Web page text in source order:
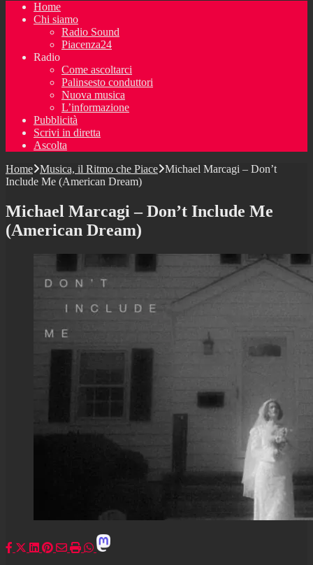
Home
Chi siamo
Radio Sound
Piacenza24
Radio
Come ascoltarci
Palinsesto conduttori
Nuova musica
L’informazione
Pubblicità
Scrivi in diretta
Ascolta
Home Musica, il Ritmo che Piace Michael Marcagi – Don’t
Include Me (American Dream)
Michael Marcagi – Don’t Include Me
(American Dream)